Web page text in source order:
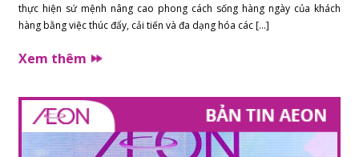
thực hiện sứ mệnh nâng cao phong cách sống hàng ngày của khách
hàng bằng việc thúc đẩy, cải tiến và đa dạng hóa các […]
Xem thêm